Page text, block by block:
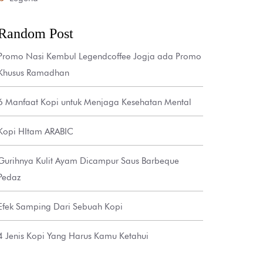
Post
Promo Nasi Kembul Legendcoffee Jogja ada Promo
Ramadhan
Manfaat Kopi untuk Menjaga Kesehatan Mental
HItam ARABIC
Kulit Ayam Dicampur Saus Barbeque
Pedaz
Efek Samping Dari Sebuah Kopi
4 Jenis Kopi Yang Harus Kamu Ketahui